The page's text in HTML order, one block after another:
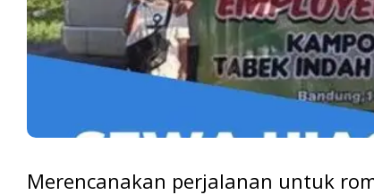
Merencanakan perjalanan untuk